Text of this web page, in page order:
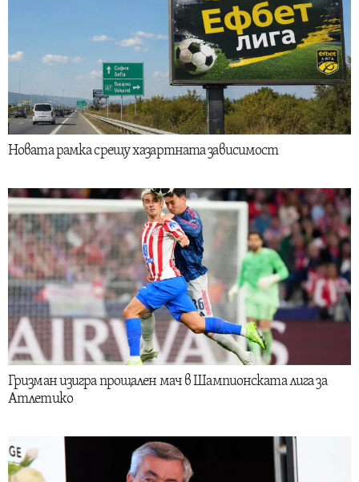
Новата рамка срещу хазартната зависимост
Гризман изигра прощален мач в Шампионската лига за
Атлетико